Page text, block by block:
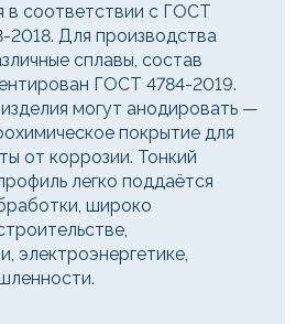
в соответствии с ГОСТ
2018. Для производства
сплавы, состав
ГОСТ 4784-2019.
могут анодировать —
покрытие для
от коррозии. Тонкий
легко поддаётся
широко
электроэнергетике,